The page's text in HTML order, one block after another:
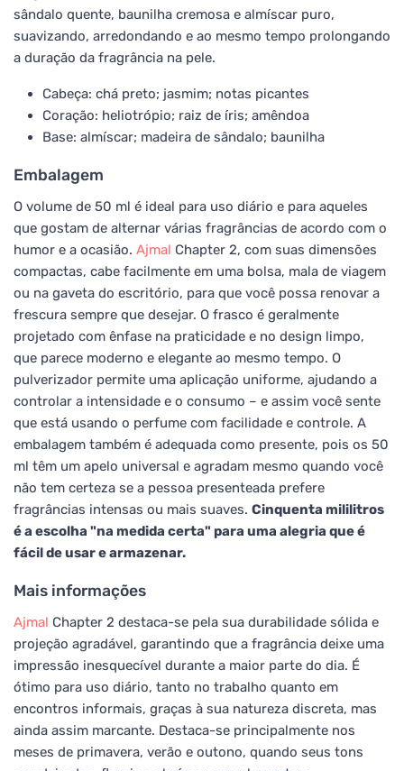
sândalo quente, baunilha cremosa e almíscar puro,
suavizando, arredondando e ao mesmo tempo prolongando
a duração da fragrância na pele.
Cabeça: chá preto; jasmim; notas picantes
Coração: heliotrópio; raiz de íris; amêndoa
Base: almíscar; madeira de sândalo; baunilha
Embalagem
O volume de 50 ml é ideal para uso diário e para aqueles
que gostam de alternar várias fragrâncias de acordo com o
humor e a ocasião. Ajmal Chapter 2, com suas dimensões
compactas, cabe facilmente em uma bolsa, mala de viagem
ou na gaveta do escritório, para que você possa renovar a
frescura sempre que desejar. O frasco é geralmente
projetado com ênfase na praticidade e no design limpo,
que parece moderno e elegante ao mesmo tempo. O
pulverizador permite uma aplicação uniforme, ajudando a
controlar a intensidade e o consumo – e assim você sente
que está usando o perfume com facilidade e controle. A
embalagem também é adequada como presente, pois os 50
ml têm um apelo universal e agradam mesmo quando você
não tem certeza se a pessoa presenteada prefere
fragrâncias intensas ou mais suaves. Cinquenta mililitros
é a escolha "na medida certa" para uma alegria que é
fácil de usar e armazenar.
Mais informações
Ajmal Chapter 2 destaca-se pela sua durabilidade sólida e
projeção agradável, garantindo que a fragrância deixe uma
impressão inesquecível durante a maior parte do dia. É
ótimo para uso diário, tanto no trabalho quanto em
encontros informais, graças à sua natureza discreta, mas
ainda assim marcante. Destaca-se principalmente nos
meses de primavera, verão e outono, quando seus tons